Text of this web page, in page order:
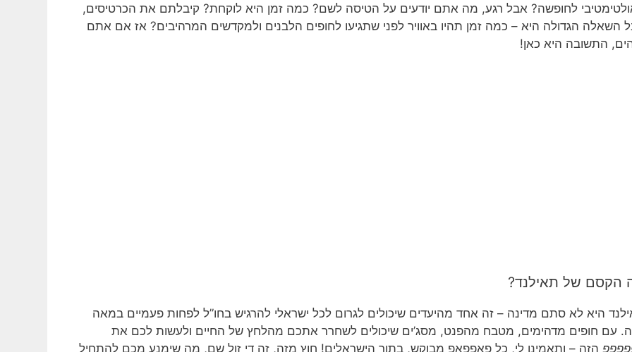
לחופשה? אבל רגע, מה אתם יודעים על הטיסה לשם? כמה זמן היא לוקחת? קיבלתם את הכרטיסים,
השאלה הגדולה היא – כמה זמן תהיו באוויר לפני שתגיעו לחופים הלבנים ולמקדשים המרהיבים? אז אם אתם
התשובה היא כאן!
הקסם של תאילנד?
היא לא סתם מדינה – זה אחד מהיעדים שיכולים לגרום לכל ישראלי להרגיש בחו”ל לפחות פעמיים במאה
עם חופים מדהימים, מטבח מהפנט, מסג’ים שיכולים לשחרר אתכם מהלחץ של החיים ולעשות לכם את
הזה – ותאמינו לי, כל פאפפאפ מבוקש, בתור הישראלים! חוץ מזה, זה די זול שם, מה שימנע מכם להתחיל